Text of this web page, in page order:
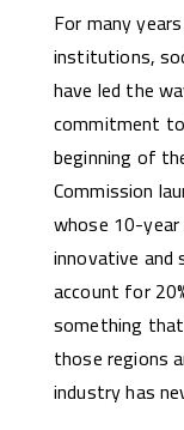
For many
institutions,
have led the
commitment
beginning of
Commission
whose 10-
innovative and
account for
something
those regions
industry has